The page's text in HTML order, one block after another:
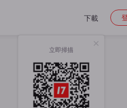
下載
立即掃描